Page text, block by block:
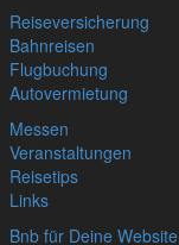
Reiseversicherung
Bahnreisen
Flugbuchung
Autovermietung
Messen
Veranstaltungen
Reisetips
Links
Bnb für Deine Website